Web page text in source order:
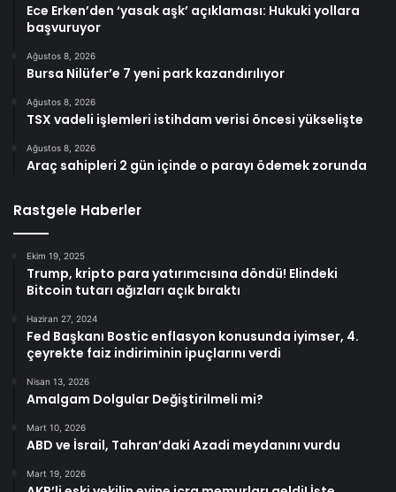
Ece Erken’den ‘yasak aşk’ açıklaması: Hukuki yollara
başvuruyor
Ağustos 8, 2026
Bursa Nilüfer’e 7 yeni park kazandırılıyor
Ağustos 8, 2026
TSX vadeli işlemleri istihdam verisi öncesi yükselişte
Ağustos 8, 2026
Araç sahipleri 2 gün içinde o parayı ödemek zorunda
Rastgele Haberler
Ekim 19, 2025
Trump, kripto para yatırımcısına döndü! Elindeki
Bitcoin tutarı ağızları açık bıraktı
Haziran 27, 2024
Fed Başkanı Bostic enflasyon konusunda iyimser, 4.
çeyrekte faiz indiriminin ipuçlarını verdi
Nisan 13, 2026
Amalgam Dolgular Değiştirilmeli mi?
Mart 10, 2026
ABD ve İsrail, Tahran’daki Azadi meydanını vurdu
Mart 19, 2026